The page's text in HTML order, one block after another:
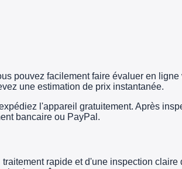
pouvez facilement faire évaluer en ligne
une estimation de prix instantanée.
l'appareil gratuitement. Après
bancaire ou PayPal.
rapide et d'une inspection claire